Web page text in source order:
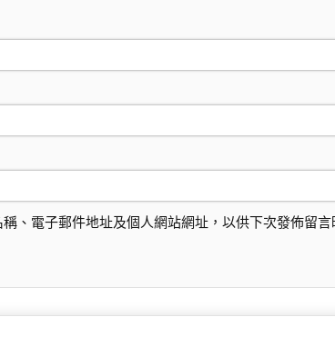
、電子郵件地址及個人網站網址，以供下次發佈留言